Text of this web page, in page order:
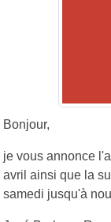
Bonjour,
je vous annonce
avril ainsi que la
samedi jusqu'à